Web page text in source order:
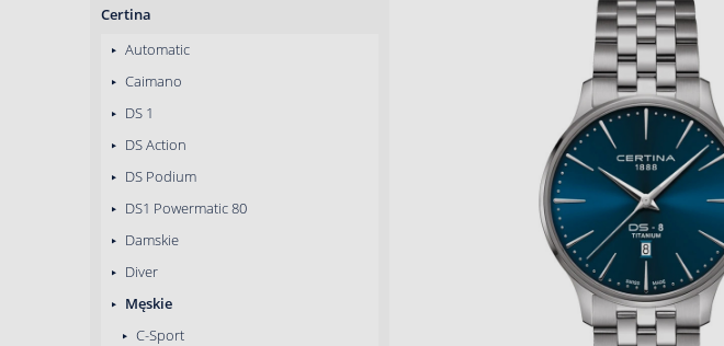
Certina
Automatic
Caimano
DS 1
DS Action
DS Podium
DS1 Powermatic 80
Damskie
Diver
Męskie
C-Sport